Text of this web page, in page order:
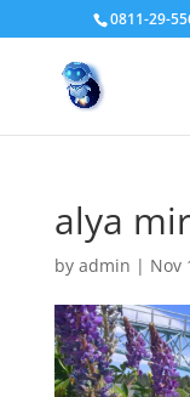
0811-29-
alya
by admin | Nov